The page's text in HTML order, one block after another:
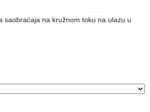
saobraćaja na kružnom toku na ulazu u